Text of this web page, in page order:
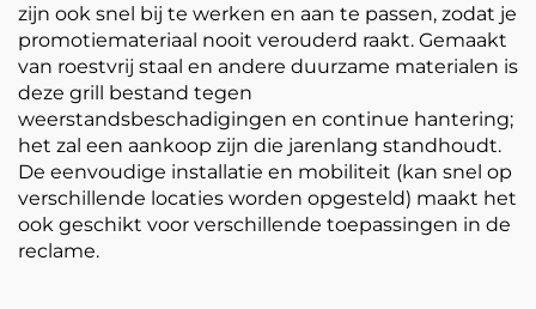
zijn ook snel bij te werken en aan te passen, zodat je
promotiemateriaal nooit verouderd raakt. Gemaakt
van roestvrij staal en andere duurzame materialen is
deze grill bestand tegen
weerstandsbeschadigingen en continue hantering;
het zal een aankoop zijn die jarenlang standhoudt.
De eenvoudige installatie en mobiliteit (kan snel op
verschillende locaties worden opgesteld) maakt het
ook geschikt voor verschillende toepassingen in de
reclame.